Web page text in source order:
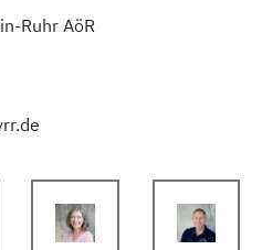
Ruhr AöR